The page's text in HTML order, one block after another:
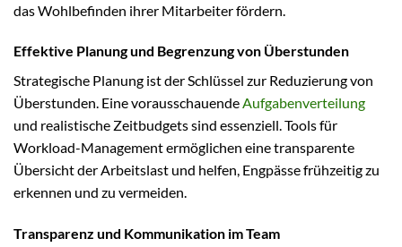
das Wohlbefinden ihrer Mitarbeiter fördern.
Effektive Planung und Begrenzung von Überstunden
Strategische Planung ist der Schlüssel zur Reduzierung von
Überstunden. Eine vorausschauendeAufgabenverteilung
und realistische Zeitbudgets sind essenziell. Tools für
Workload-Management ermöglichen eine transparente
Übersicht der Arbeitslast und helfen, Engpässe frühzeitig zu
erkennen und zu vermeiden.
Transparenz und Kommunikation im Team